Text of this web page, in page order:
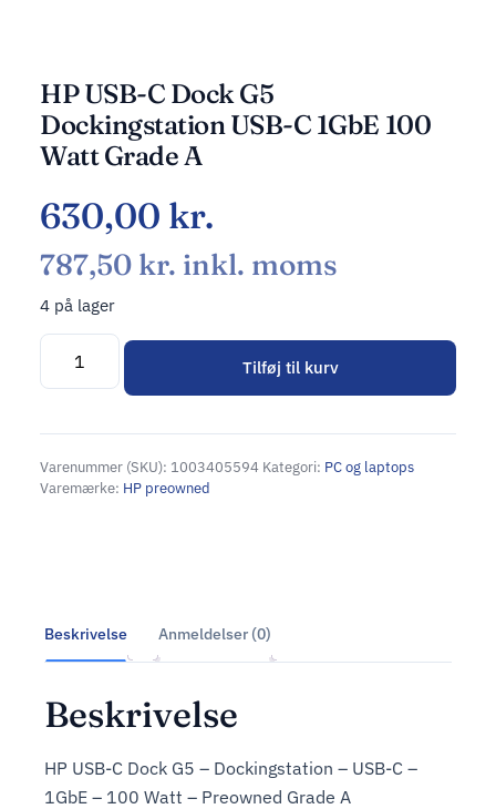
HP USB-C Dock G5
Dockingstation USB-C 1GbE 100
Watt Grade A
630,00 kr.
787,50 kr. inkl. moms
4 på lager
Tilføj til kurv
Alternative:
Varenummer (SKU): 1003405594 Kategori: PC og laptops
Varemærke: HP preowned
Beskrivelse Anmeldelser (0)
Beskrivelse
HP USB-C Dock G5 – Dockingstation – USB-C –
1GbE – 100 Watt – Preowned Grade A